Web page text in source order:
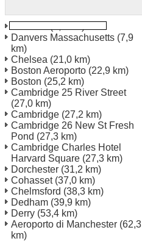
Danvers Massachusetts (7,9
km)
Chelsea (21,0 km)
Boston Aeroporto (22,9 km)
Boston (25,2 km)
Cambridge 25 River Street
(27,0 km)
Cambridge (27,2 km)
Cambridge 26 New St Fresh
Pond (27,3 km)
Cambridge Charles Hotel
Harvard Square (27,3 km)
Dorchester (31,2 km)
Cohasset(37,0 km)
Chelmsford (38,3 km)
Dedham (39,9 km)
Derry (53,4 km)
Aeroporto di Manchester (62,3
km)